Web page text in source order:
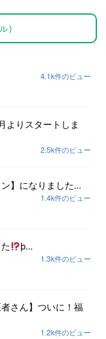
)
4.1k件のビュー
りスタートしま
2.5k件のビュー
】になりました...
1.4k件のビュー
þ...
1.3k件のビュー
さん】ついに！福
1.2k件のビュー